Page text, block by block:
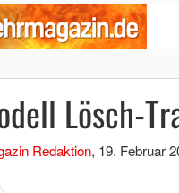
Lösch-
Redaktion, 19. Februar